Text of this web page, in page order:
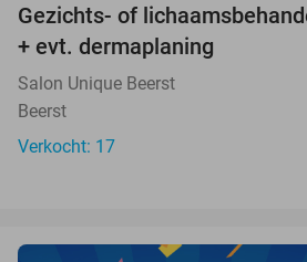
Gezichts- of
+ evt. dermaplaning
Salon Unique Beerst
Beerst
Verkocht: 17